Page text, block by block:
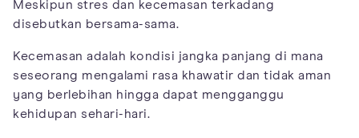
Meskipun stres dan kecemasan terkadang
disebutkan bersama-sama.
Kecemasan adalah kondisi jangka panjang di mana
seseorang mengalami rasa khawatir dan tidak aman
yang berlebihan hingga dapat mengganggu
kehidupan sehari-hari.